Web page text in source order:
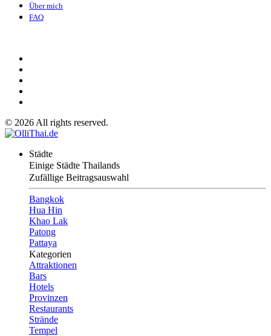
Über mich
FAQ
© 2026 All rights reserved.
Städte
Einige Städte Thailands
Zufällige Beitragsauswahl
Bangkok
Hua Hin
Khao Lak
Patong
Pattaya
Kategorien
Attraktionen
Bars
Hotels
Provinzen
Restaurants
Strände
Tempel